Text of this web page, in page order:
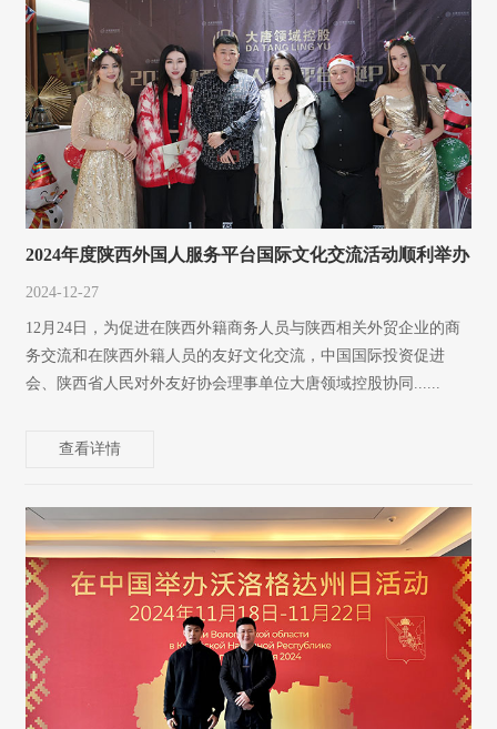
2024年度陕西外国人服务平台国际文化交流活动顺利举办
2024-12-27
12月24日，为促进在陕西外籍商务人员与陕西相关外贸企业的商
务交流和在陕西外籍人员的友好文化交流，中国国际投资促进
会、陕西省人民对外友好协会理事单位大唐领域控股协同......
查看详情